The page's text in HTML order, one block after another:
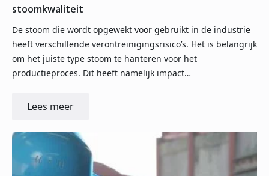
stoomkwaliteit
De stoom die wordt opgewekt voor gebruikt in de industrie
heeft verschillende verontreinigingsrisico’s. Het is belangrijk
om het juiste type stoom te hanteren voor het
productieproces. Dit heeft namelijk impact…
Lees meer